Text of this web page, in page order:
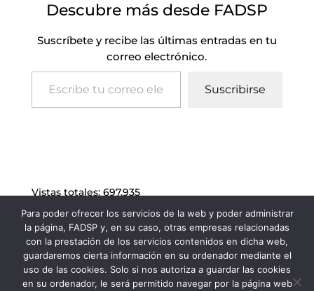
Descubre más desde FADSP
Suscríbete y recibe las últimas entradas en tu
correo electrónico.
Escribe tu correo electrónico…
Suscribirse
Vistas totales: 697.935
Para poder ofrecer los servicios de la web y poder administrar
la página, FADSP y, en su caso, otras empresas relacionadas
con la prestación de los servicios contenidos en dicha web,
guardaremos cierta información en su ordenador mediante el
uso de las cookies. Solo si nos autoriza a guardar las cookies
en su ordenador, le será permitido navegar por la página web